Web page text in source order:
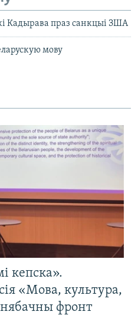
Кадырава праз санкцыі ЗША
мову
кепска».
«Мова, культура,
фронт